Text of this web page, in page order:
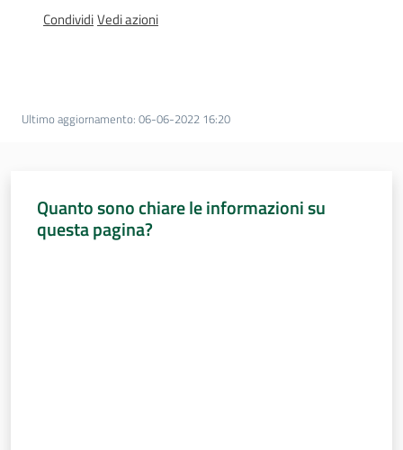
Argomenti
CondividiVedi azioni
Ultimo aggiornamento: 06-06-2022 16:20
Quanto sono chiare le informazioni su
questa pagina?